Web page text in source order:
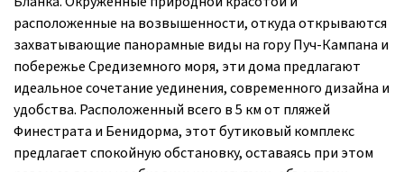
расположенные на возвышенности, откуда открываются
захватывающие панорамные виды на гору Пуч-Кампана и
побережье Средиземного моря, эти дома предлагают
идеальное сочетание уединения, современного дизайна и
удобства. Расположенный всего в 5 км от пляжей
Финестрата и Бенидорма, этот бутиковый комплекс
предлагает спокойную обстановку, оставаясь при этом